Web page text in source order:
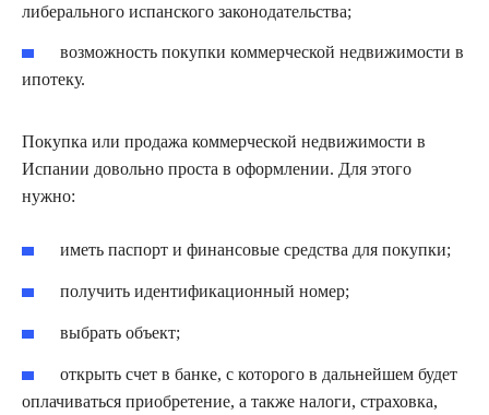
либерального испанского законодательства;
возможность покупки коммерческой недвижимости в
ипотеку.
Покупка или продажа коммерческой недвижимости в
Испании довольно проста в оформлении. Для этого
нужно:
иметь паспорт и финансовые средства для покупки;
получить идентификационный номер;
выбрать объект;
открыть счет в банке, с которого в дальнейшем будет
оплачиваться приобретение, а также налоги, страховка,